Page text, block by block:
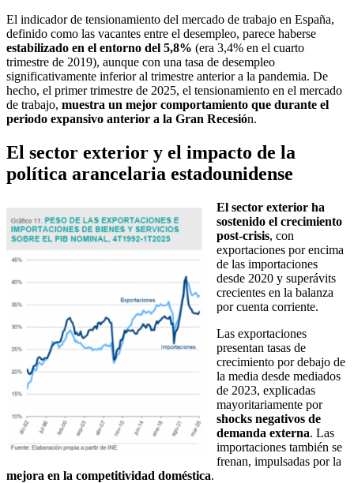
El indicador de tensionamiento del mercado de trabajo en España,
definido como las vacantes entre el desempleo, parece haberse
estabilizado en el entorno del 5,8% (era 3,4% en el cuarto
trimestre de 2019), aunque con una tasa de desempleo
significativamente inferior al trimestre anterior a la pandemia. De
hecho, el primer trimestre de 2025, el tensionamiento en el mercado
de trabajo, muestra un mejor comportamiento que durante el
periodo expansivo anterior a la Gran Recesión.
El sector exterior y el impacto de la
política arancelaria estadounidense
El sector exterior ha
sostenido el crecimiento
post-crisis, con
exportaciones por encima
de las importaciones
desde 2020 y superávits
crecientes en la balanza
por cuenta corriente.
Las exportaciones
presentan tasas de
crecimiento por debajo de
la media desde mediados
de 2023, explicadas
mayoritariamente por
shocks negativos de
demanda externa. Las
importaciones también se
frenan, impulsadas por la
mejora en la competitividad doméstica.